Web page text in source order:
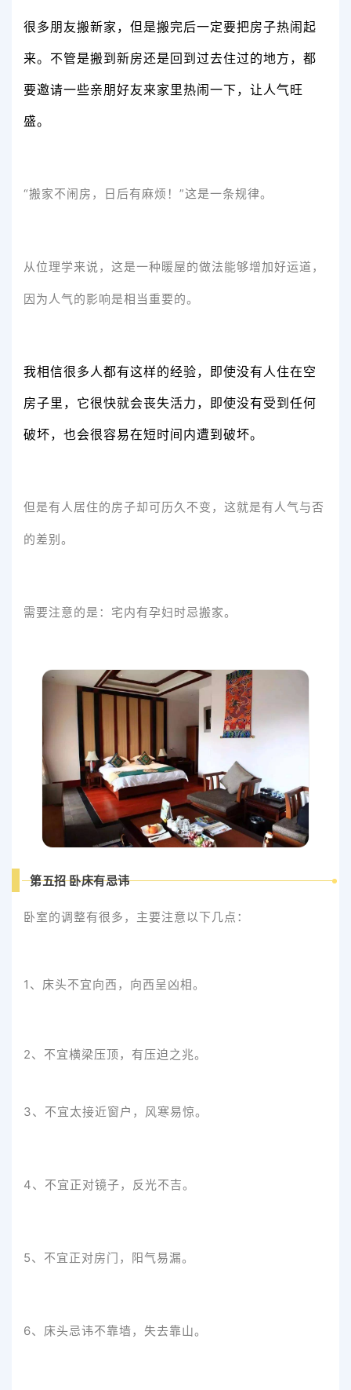
很多朋友搬新家，但是搬完后一定要把房子热闹起
来。不管是搬到新房还是回到过去住过的地方，都
要邀请一些亲朋好友来家里热闹一下，让人气旺
盛。
“搬家不闹房，日后有麻烦！”这是一条规律。
从位理学来说，这是一种暖屋的做法能够增加好运道，
因为人气的影响是相当重要的。
我相信很多人都有这样的经验，即使没有人住在空
房子里，它很快就会丧失活力，即使没有受到任何
破坏，也会很容易在短时间内遭到破坏。
但是有人居住的房子却可历久不变，这就是有人气与否
的差别。
需要注意的是：宅内有孕妇时忌搬家。
第五招 卧床有忌讳
卧室的调整有很多，主要注意以下几点：
1、床头不宜向西，向西呈凶相。
2、不宜横梁压顶，有压迫之兆。
3、不宜太接近窗户，风寒易惊。
4、不宜正对镜子，反光不吉。
5、不宜正对房门，阳气易漏。
6、床头忌讳不靠墙，失去靠山。